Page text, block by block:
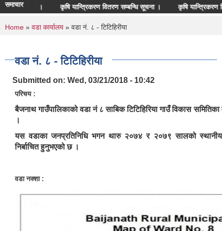
समाचार। कृषि यान्त्रिकरण वितरण सम्बन्धि सूचना । कृषि यान्त्रिकरण
You are here
Home » वडा कार्यालय » वडा नं. ८ - टिटिहिरीया
वडा नं. ८ - टिटिहिरीया
Submitted on: Wed, 03/21/2018 - 10:42
परिचय :
बैजनाथ गाउँपालिकाको वडा नं ८ साबिक टिटिहिरिया गाउँ विकास
।
यस वडाका जनप्रतिनिधि भगन थारु २०७४ र २०७९ सालको स्थानीय
निर्बाचित हुनुभएको छ ।
वडा नक्शा :